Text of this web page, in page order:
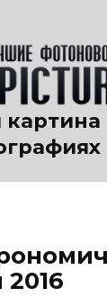
картина